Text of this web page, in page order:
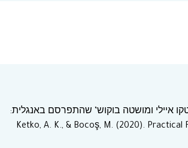
איילי ומושטה בוקוש’ שהתפרסם באנגלית:
Ketko, A. K., & Bocoş, M. (2020).